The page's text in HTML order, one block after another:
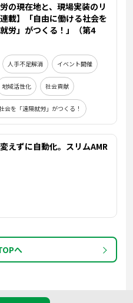
の現在地と、現場実装のリ
載】「自由に働ける社会を
就労」がつくる！」（第4
人手不足解消 イベント開催
地域活性化 社会貢献
会を「遠隔就労」がつくる！
えずに自動化。スリムAMR
へ